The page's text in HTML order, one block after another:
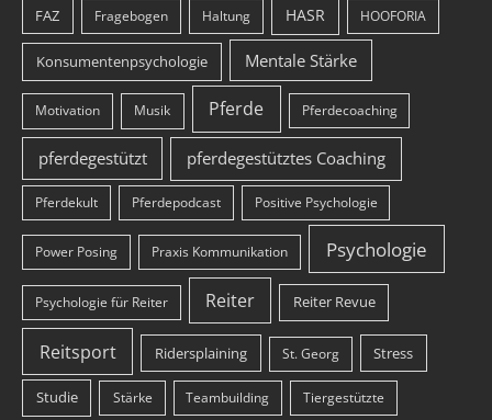
FAZ Fragebogen Haltung HASR HOOFORIA
Konsumentenpsychologie Mentale Stärke
Motivation Musik Pferde Pferdecoaching
pferdegestützt pferdegestütztes Coaching
Pferdekult Pferdepodcast Positive Psychologie
Power Posing Praxis Kommunikation Psychologie
Psychologie für Reiter Reiter Reiter Revue
Reitsport Ridersplaining St. Georg Stress
Studie Stärke Teambuilding Tiergestützte